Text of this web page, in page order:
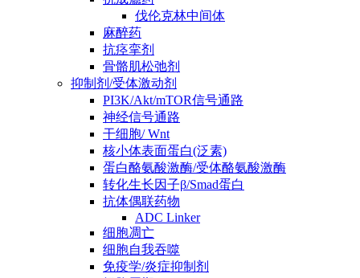
伐伦克林中间体
麻醉药
抗痉挛剂
骨骼肌松弛剂
抑制剂/受体激动剂
PI3K/Akt/mTOR信号通路
神经信号通路
干细胞/ Wnt
核小体表面蛋白(泛素)
蛋白酪氨酸激酶/受体酪氨酸激酶
转化生长因子β/Smad蛋白
抗体偶联药物
ADC Linker
细胞凋亡
细胞自我吞噬
免疫学/炎症抑制剂